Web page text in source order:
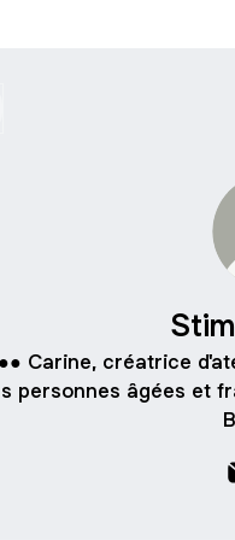
Carine, créatrice
personnes âgées et